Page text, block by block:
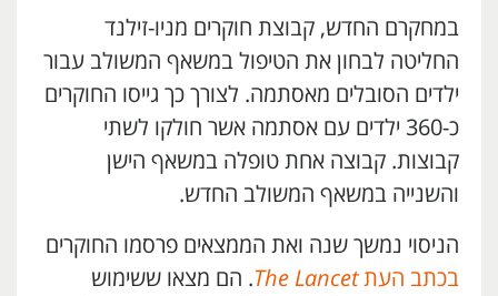
במחקרם החדש, קבוצת חוקרים מניו-זילנד
החליטה לבחון את הטיפול במשאף המשולב עבור
ילדים הסובלים מאסתמה. לצורך כך גייסו החוקרים
כ-360 ילדים עם אסתמה אשר חולקו לשתי
קבוצות. קבוצה אחת טופלה במשאף הישן
והשנייה במשאף המשולב החדש.
הניסוי נמשך שנה ואת הממצאים פרסמו החוקרים
בכתב העתThe Lancet. הם מצאו ששימוש